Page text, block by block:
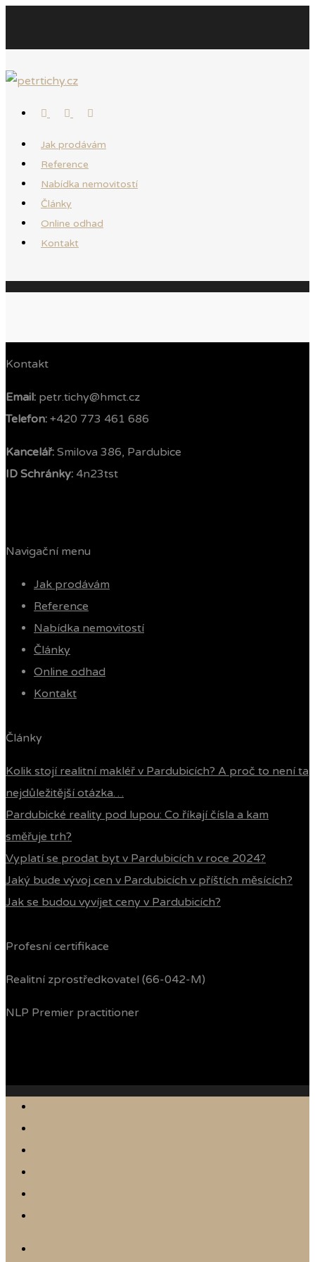
Jak prodávám
Reference
Nabídka nemovitostí
Články
Online odhad
Kontakt
Kontakt
Email: petr.tichy@hmct.cz
Telefon: ‭ +420 773 461 686‬
Kancelář: Smilova 386, Pardubice
ID Schránky: 4n23tst
Navigační menu
Jak prodávám
Reference
Nabídka nemovitostí
Články
Online odhad
Kontakt
Články
Kolik stojí realitní makléř v Pardubicích? A proč to není ta
nejdůležitější otázka…
Pardubické reality pod lupou: Co říkají čísla a kam
směřuje trh?
Vyplatí se prodat byt v Pardubicích v roce 2024?
Jaký bude vývoj cen v Pardubicích v příštích měsících?
Jak se budou vyvíjet ceny v Pardubicích?
Profesní certifikace
Realitní zprostředkovatel (66-042-M)
NLP Premier practitioner